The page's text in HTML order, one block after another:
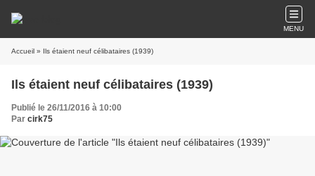
MENU
Accueil » Ils étaient neuf célibataires (1939)
Ils étaient neuf célibataires (1939)
Publié le 26/11/2016 à 10:00
Par cirk75